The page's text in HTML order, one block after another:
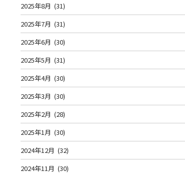
2025年8月 (31)
2025年7月 (31)
2025年6月 (30)
2025年5月 (31)
2025年4月 (30)
2025年3月 (30)
2025年2月 (28)
2025年1月 (30)
2024年12月 (32)
2024年11月 (30)